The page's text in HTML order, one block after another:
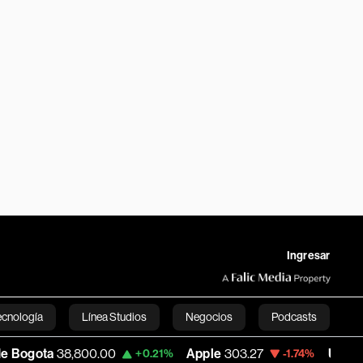
Ingresar
Línea Studios Negocios Podcasts
English+0.21% Apple 303.27 -1.74% USD COP